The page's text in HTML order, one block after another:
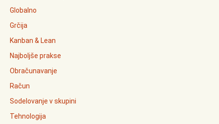
Globalno
Grčija
Kanban & Lean
Najboljše prakse
Obračunavanje
Račun
Sodelovanje v skupini
Tehnologija